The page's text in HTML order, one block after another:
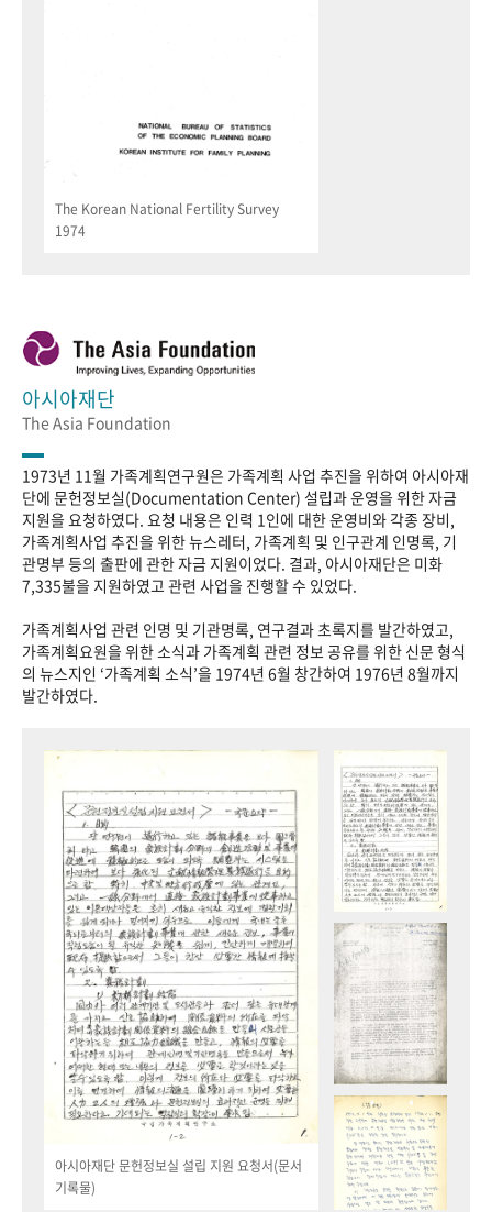
The Korean National Fertility Survey
1974
아시아재단
The Asia Foundation
1973년 11월 가족계획연구원은 가족계획 사업 추진을 위하여 아시아재
단에 문헌정보실(Documentation Center) 설립과 운영을 위한 자금
지원을 요청하였다. 요청 내용은 인력 1인에 대한 운영비와 각종 장비,
가족계획사업 추진을 위한 뉴스레터, 가족계획 및 인구관계 인명록, 기
관명부 등의 출판에 관한 자금 지원이었다. 결과, 아시아재단은 미화
7,335불을 지원하였고 관련 사업을 진행할 수 있었다.
가족계획사업 관련 인명 및 기관명록, 연구결과 초록지를 발간하였고,
가족계획요원을 위한 소식과 가족계획 관련 정보 공유를 위한 신문 형식
의 뉴스지인 ‘가족계획 소식’을 1974년 6월 창간하여 1976년 8월까지
발간하였다.
아시아재단 문헌정보실 설립 지원 요청서(문서
기록물)